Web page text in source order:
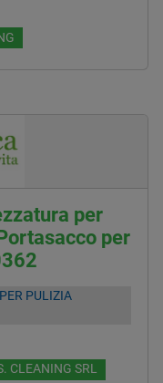
per
per
PULIZIA
CLEANING SRL